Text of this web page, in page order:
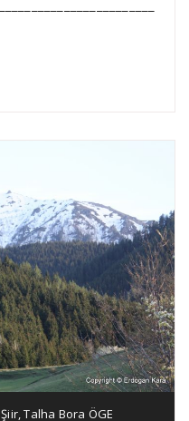
Şiir,Talha Bora ÖGE